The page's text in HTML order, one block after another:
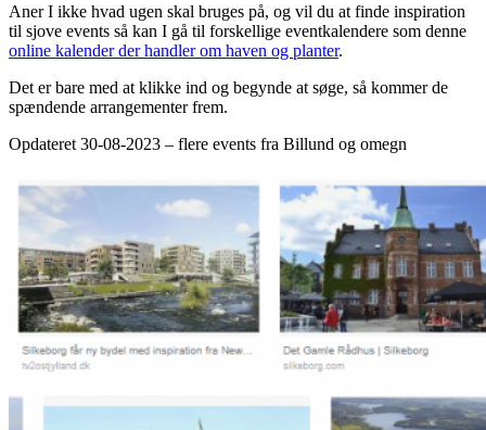
Aner I ikke hvad ugen skal bruges på, og vil du at finde inspiration
til sjove events så kan I gå til forskellige eventkalendere som denne
online kalender der handler om haven og planter.
Det er bare med at klikke ind og begynde at søge, så kommer de
spændende arrangementer frem.
Opdateret 30-08-2023 – flere events fra Billund og omegn